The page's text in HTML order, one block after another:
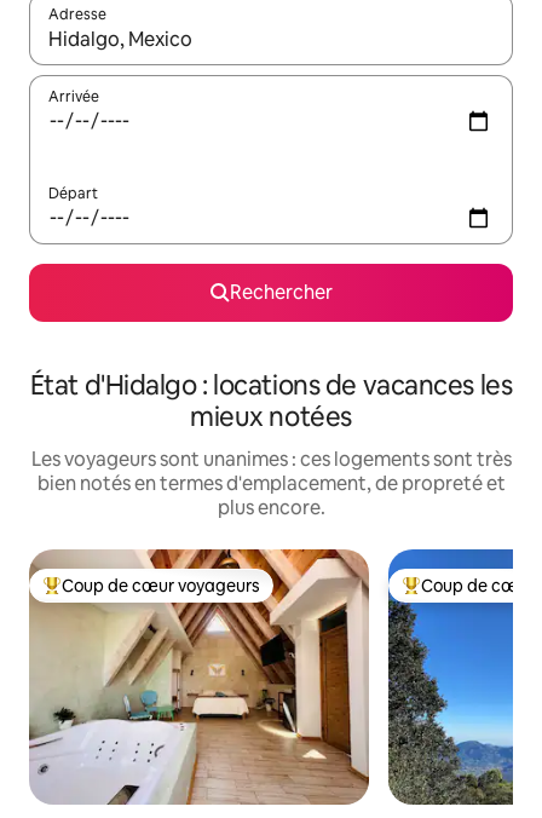
Adresse
Lorsque les résultats s'affichent, utilisez les flèches vers le
Arrivée
Départ
Rechercher
État d'Hidalgo : locations de vacances les
mieux notées
Les voyageurs sont unanimes : ces logements sont très
bien notés en termes d'emplacement, de propreté et
plus encore.
Coups de cœur voyageurs les plus appréciés
Coup de cœur voyageurs Coups de cœur
Coup de cœur